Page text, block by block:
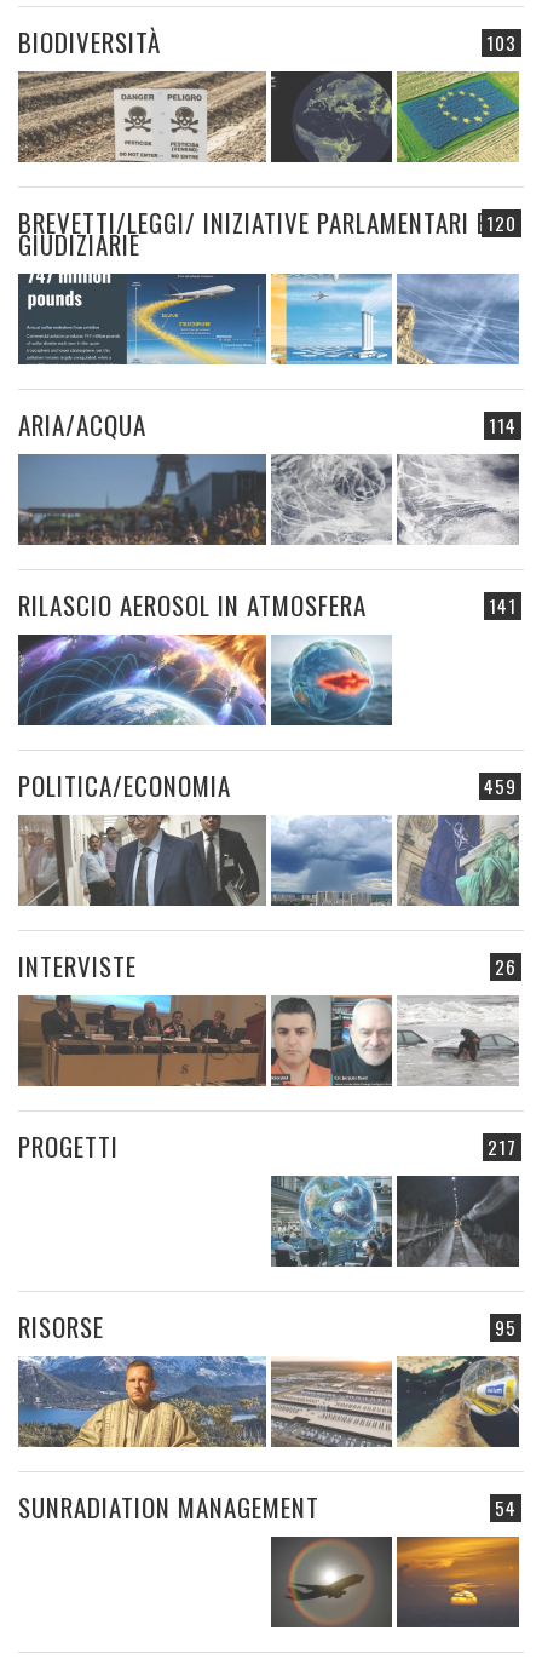
103
BIODIVERSITÀ
120
BREVETTI/LEGGI/ INIZIATIVE PARLAMENTARI E
GIUDIZIARIE
114
ARIA/ACQUA
141
RILASCIO AEROSOL IN ATMOSFERA
459
POLITICA/ECONOMIA
26
INTERVISTE
217
PROGETTI
95
RISORSE
54
SUNRADIATION MANAGEMENT